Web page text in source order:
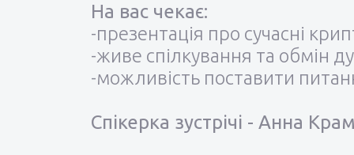
На вас чекає:
-презентація про сучасні
-живе спілкування та обмін
-можливість поставити
Спікерка зустрічі - Анна